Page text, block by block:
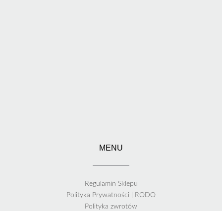
MENU
Regulamin Sklepu
Polityka Prywatności | RODO
Polityka zwrotów